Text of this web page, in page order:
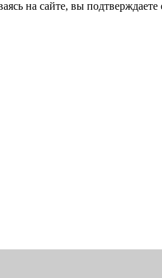
на сайте, вы подтверждаете